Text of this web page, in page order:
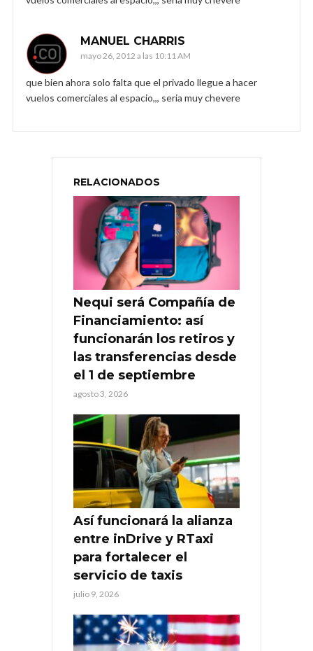
MANUEL CHARRIS
mayo 26, 2012 a las 10:11 AM
que bien ahora solo falta que el privado llegue a hacer
vuelos comerciales al espacio,,, seria muy chevere
RELACIONADOS
Nequi será Compañía de
Financiamiento: así
funcionarán los retiros y
las transferencias desde
el 1 de septiembre
agosto 3, 2026
Así funcionará la alianza
entre inDrive y RTaxi
para fortalecer el
servicio de taxis
julio 9, 2026